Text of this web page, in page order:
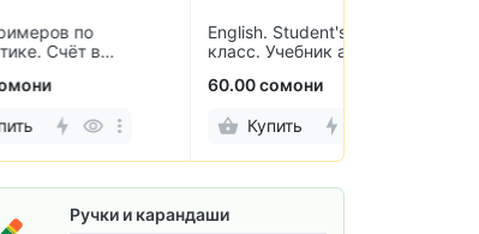
English. Student's Book. 8
класс. Учебник английского
60.00 сомони
Ручки и карандаши